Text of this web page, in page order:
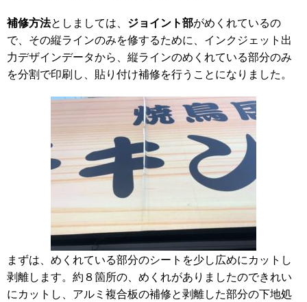
補修方法としましては、 ジョイント部がめくれているの
で、その縦ラインのみを修するために、インクジェット出
力デザインデータから、縦ラインのめくれている部分のみ
を分割で印刷し、貼り付け補修を行うことになりました。
まずは、めくれている部分のシートを少し広めにカットし
剥離します。約８箇所の、めくれがありましたのできれい
にカットし、アルミ複合板の補修と剥離した部分の下地処